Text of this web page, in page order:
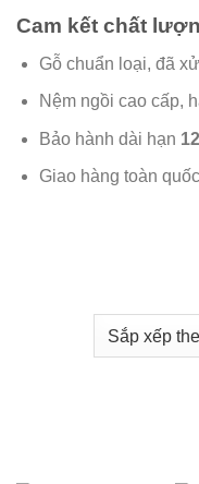
Cam kết chất
Gỗ chuẩn loại, đã
Nệm ngồi cao cấp,
Bảo hành dài hạn
Giao hàng toàn